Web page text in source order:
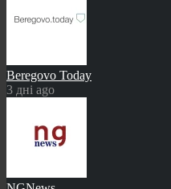
Beregovo Today
3 дні ago